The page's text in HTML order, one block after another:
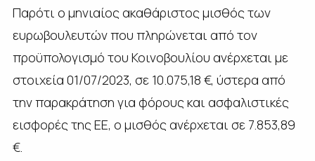
Παρότι ο μηνιαίος ακαθάριστος μισθός των
ευρωβουλευτών που πληρώνεται από τον
προϋπολογισμό του Κοινοβουλίου ανέρχεται με
στοιχεία 01/07/2023, σε 10.075,18 €, ύστερα από
την παρακράτηση για φόρους και ασφαλιστικές
εισφορές της ΕΕ, ο μισθός ανέρχεται σε 7.853,89
€.